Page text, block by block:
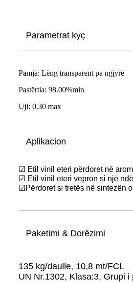
Parametrat kyç
Pamja: Lëng transparent pa ngjyrë
Pastërtia: 98.00%min
Uji: 0.30 max
Aplikacion
☑ Etil vinil eteri përdoret në
☑ Etil vinil eteri vepron si një
☑Përdoret si tretës në sintezën
Paketimi & Dorëzimi
135 kg/daulle, 10,8 mt/FCL
UN Nr.1302, Klasa:3, Grupi i